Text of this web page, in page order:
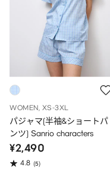
WOMEN, XS-3XL
パジャマ(半袖&ショートパ
ンツ) Sanrio characters
¥2,490
4.8 (5)